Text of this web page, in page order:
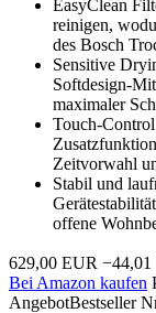
EasyClean
reinigen,
des Bosch
Sensitive
Softdesign-
maximaler
Touch-
Zeitvorwahl
Stabil und
offene
629,00 EUR −44,01
Bei Amazon kaufen
AngebotBestseller